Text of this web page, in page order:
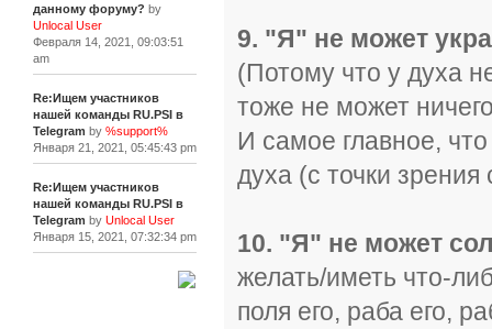
данному форуму? by
Unlocal User
Февраля 14, 2021, 09:03:51
am
Re:Ищем участников
нашей команды RU.PSI в
Telegram by %support%
Января 21, 2021, 05:45:43 pm
Re:Ищем участников
нашей команды RU.PSI в
Telegram by Unlocal User
Января 15, 2021, 07:32:34 pm
9. "Я" не может
(Потому что у духа
тоже не может
И самое главное,
духа (с точки
10. "Я" не может
желать/иметь что-
поля его, раба его,